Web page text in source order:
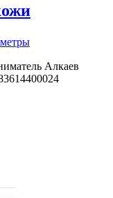
Этот
имеет
несколько
Алкаев